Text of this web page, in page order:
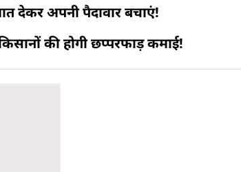
देकर अपनी पैदावार बचाएं!
की होगी छप्परफाड़ कमाई!